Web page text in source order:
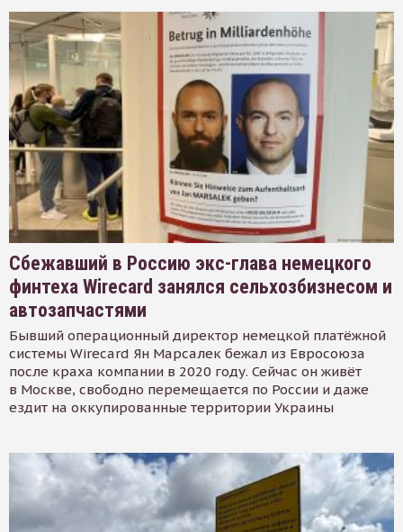
Сбежавший в Россию экс-глава немецкого
финтеха Wirecard занялся сельхозбизнесом и
автозапчастями
Бывший операционный директор немецкой платёжной
системы Wirecard Ян Марсалек бежал из Евросоюза
после краха компании в 2020 году. Сейчас он живёт
в Москве, свободно перемещается по России и даже
ездит на оккупированные территории Украины